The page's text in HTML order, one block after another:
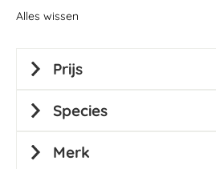
Alles wissen
Prijs
Species
Merk